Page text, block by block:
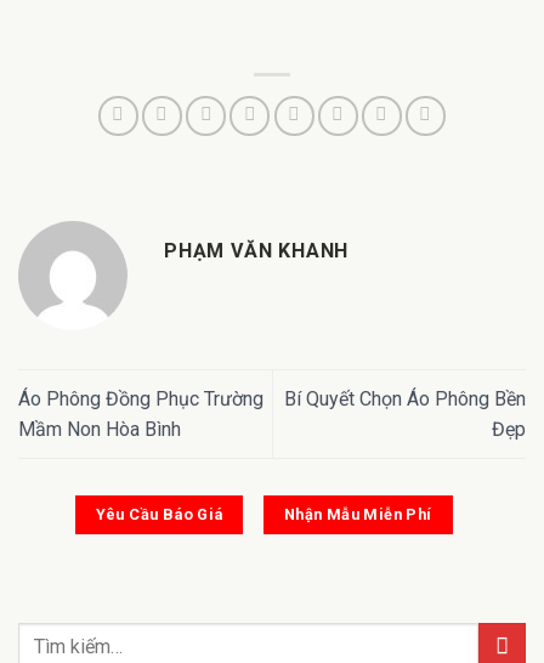
PHẠM VĂN KHANH
Áo Phông Đồng Phục Trường
Mầm Non Hòa Bình
Bí Quyết Chọn Áo Phông Bền
Đẹp
Yêu Cầu Báo Giá Nhận Mẫu Miễn Phí